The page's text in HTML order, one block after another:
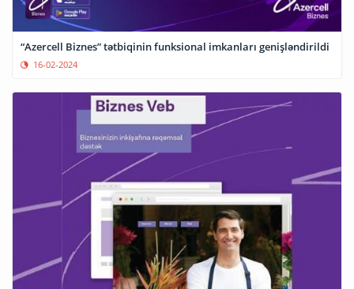
“Azercell Biznes” tətbiqinin funksional imkanları genişləndirildi
16-02-2024